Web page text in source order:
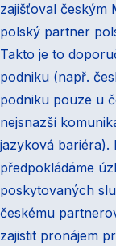
zajišťoval českým
polský partner
Takto je to
podniku (např.
podniku pouze u
nejsnazší
jazyková bariéra).
předpokládáme
poskytovaných
českému
zajistit pronájem